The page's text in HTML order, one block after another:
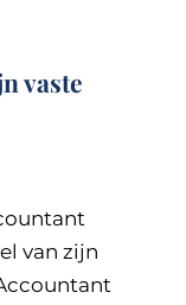
vaste
van zijn